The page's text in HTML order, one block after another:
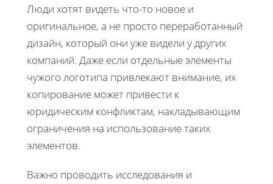
Люди хотят видеть что-то новое и
оригинальное, а не просто переработанный
дизайн, который они уже видели у других
компаний. Даже если отдельные элементы
чужого логотипа привлекают внимание, их
копирование может привести к
юридическим конфликтам, накладывающим
ограничения на использование таких
элементов.
Важно проводить исследования и